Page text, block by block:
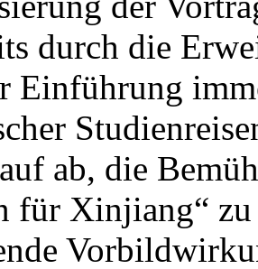
durch die
Einführung
ab, die
für Xinjiang“